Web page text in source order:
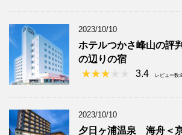
2023/10/10
ホテルつかさ峰山の評
の辺りの宿
3.4
レビュー数
2023/10/10
夕日ヶ浦温泉 海舟＜